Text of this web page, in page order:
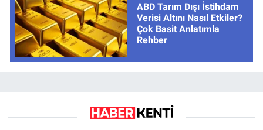
ABD Tarım Dışı İstihdam
Verisi Altını Nasıl Etkiler?
Çok Basit Anlatımla
Rehber